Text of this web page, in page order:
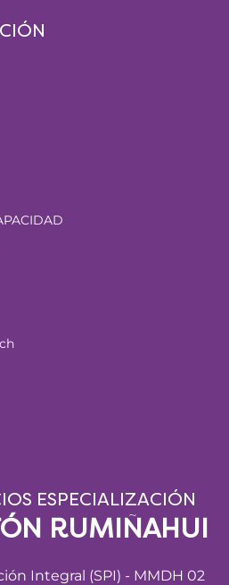
ESPECIALIZACIÓN
RUMIÑAHUI
Integral (SPI) - MMDH 02